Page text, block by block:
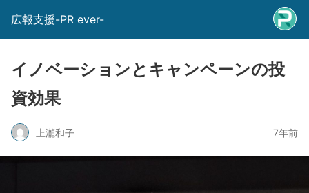
広報支援-PR ever-
イノベーションとキャンペーンの投
資効果
上瀧和子 7年前